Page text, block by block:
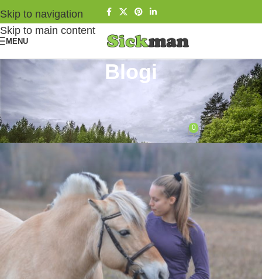
Skip to navigation
Skip to main content
MENU
Blogi
Devold merinovillavaatteet
Juha TissariOn 19.11.2019 0